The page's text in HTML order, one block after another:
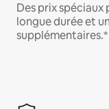
Des prix spéciaux
longue durée et
supplémentaires.*